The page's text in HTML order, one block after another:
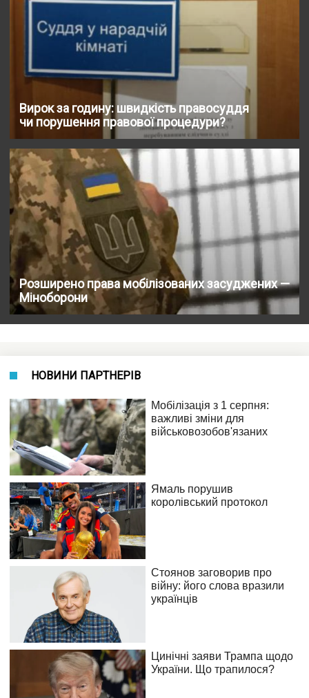
Вирок за годину: швидкість правосуддя
чи порушення правової процедури?
Розширено права мобілізованих засуджених —
Міноборони
НОВИНИ ПАРТНЕРІВ